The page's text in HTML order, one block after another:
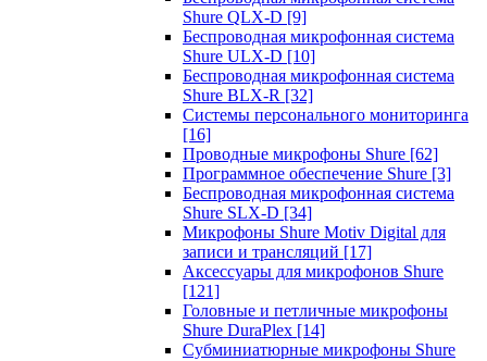
Shure QLX-D [9]
Беспроводная микрофонная система
Shure ULX-D [10]
Беспроводная микрофонная система
Shure BLX-R [32]
Системы персонального мониторинга
[16]
Проводные микрофоны Shure [62]
Программное обеспечение Shure [3]
Беспроводная микрофонная система
Shure SLX-D [34]
Микрофоны Shure Motiv Digital для
записи и трансляций [17]
Аксессуары для микрофонов Shure
[121]
Головные и петличные микрофоны
Shure DuraPlex [14]
Субминиатюрные микрофоны Shure